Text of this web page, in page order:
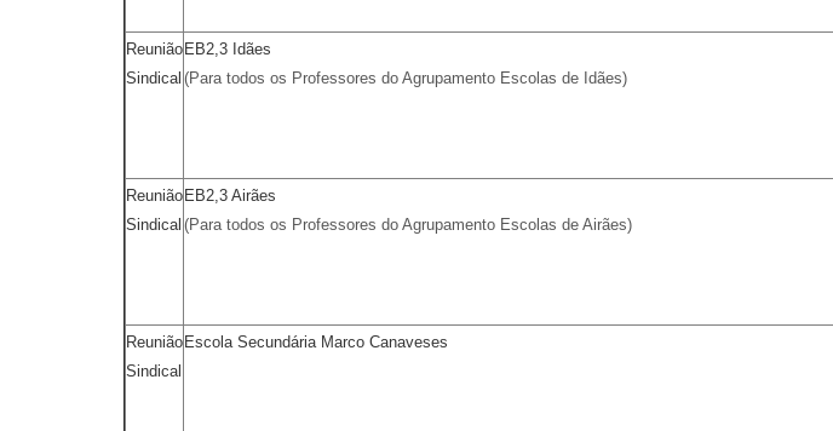
Reunião
Sindical
EB2,3 Idães
(Para todos os Professores do Agrupamento Escolas de Idães)
Reunião
Sindical
EB2,3 Airães
(Para todos os Professores do Agrupamento Escolas de Airães)
Reunião
Sindical
Escola Secundária Marco Canaveses